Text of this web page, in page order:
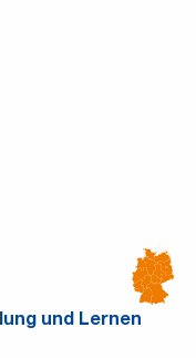
und Lernen